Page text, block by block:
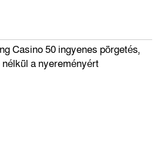
Casino 50 ingyenes pörgetés,
a nyereményért